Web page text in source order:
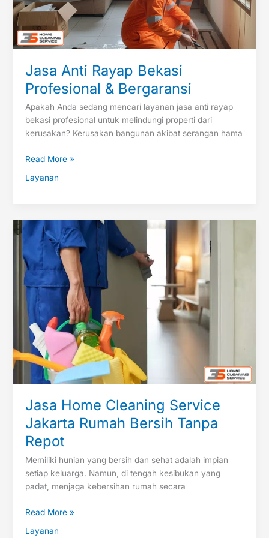
Jasa Anti Rayap Bekasi
Profesional & Bergaransi
Apakah Anda sedang mencari layanan jasa anti rayap
bekasi profesional untuk melindungi properti dari
kerusakan? Kerusakan bangunan akibat serangan hama
Read More »
Layanan
Jasa Home Cleaning Service
Jakarta Rumah Bersih Tanpa
Repot
Memiliki hunian yang bersih dan sehat adalah impian
setiap keluarga. Namun, di tengah kesibukan yang
padat, menjaga kebersihan rumah secara
Jasa
Home
Cleaning
Service
Jakarta
Rumah
Bersih
Tanpa
Repot
Read More »
Layanan